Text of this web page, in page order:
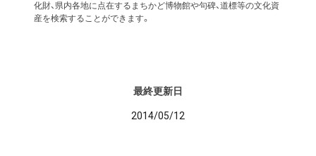
化財、県内各地に点在するまちかど博物館や句碑、道標等の文化資
産を検索することができます。
最終更新日
2014/05/12